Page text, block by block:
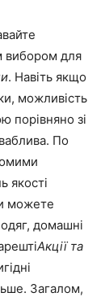
вибором для
. Навіть якщо
можливість
порівняно зі
По
якості
можете
домашні
Акції та
Загалом,